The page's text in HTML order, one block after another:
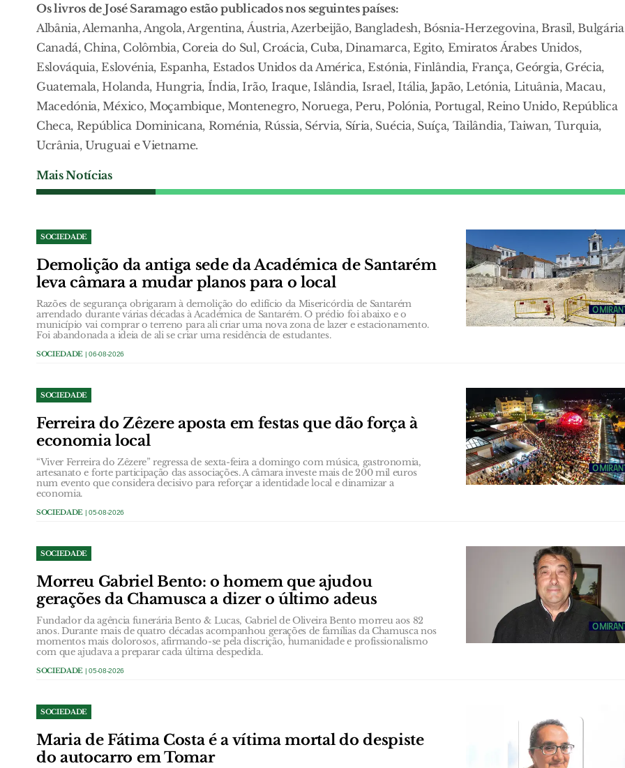
Os livros de José Saramago estão publicados nos seguintes países:
Albânia, Alemanha, Angola, Argentina, Áustria, Azerbeijão, Bangladesh, Bósnia-Herzegovina, Brasil,
Canadá, China, Colômbia, Coreia do Sul, Croácia, Cuba, Dinamarca, Egito, Emiratos Árabes Unidos,
Eslováquia, Eslovénia, Espanha, Estados Unidos da América, Estónia, Finlândia, França, Geórgia, Grécia,
Guatemala, Holanda, Hungria, Índia, Irão, Iraque, Islândia, Israel, Itália, Japão, Letónia, Lituânia, Macau,
Macedónia, México, Moçambique, Montenegro, Noruega, Peru, Polónia, Portugal, Reino Unido, República
Checa, República Dominicana, Roménia, Rússia, Sérvia, Síria, Suécia, Suíça, Tailândia, Taiwan, Turquia,
Ucrânia, Uruguai e Vietname.
Mais Notícias
SOCIEDADE
Demolição da antiga sede da Académica de Santarém
leva câmara a mudar planos para o local
Razões de segurança obrigaram à demolição do edifício da Misericórdia de Santarém
arrendado durante várias décadas à Académica de Santarém. O prédio foi abaixo e o
município vai comprar o terreno para ali criar uma nova zona de lazer e estacionamento.
Foi abandonada a ideia de ali se criar uma residência de estudantes.
SOCIEDADE | 06-08-2026
SOCIEDADE
Ferreira do Zêzere aposta em festas que dão força à
economia local
“Viver Ferreira do Zêzere” regressa de sexta-feira a domingo com música, gastronomia,
artesanato e forte participação das associações. A câmara investe mais de 200 mil euros
num evento que considera decisivo para reforçar a identidade local e dinamizar a
economia.
SOCIEDADE | 05-08-2026
SOCIEDADE
Morreu Gabriel Bento: o homem que ajudou
gerações da Chamusca a dizer o último adeus
Fundador da agência funerária Bento & Lucas, Gabriel de Oliveira Bento morreu aos 82
anos. Durante mais de quatro décadas acompanhou gerações de famílias da Chamusca nos
momentos mais dolorosos, afirmando-se pela discrição, humanidade e profissionalismo
com que ajudava a preparar cada última despedida.
SOCIEDADE | 05-08-2026
SOCIEDADE
Maria de Fátima Costa é a vítima mortal do despiste
do autocarro em Tomar